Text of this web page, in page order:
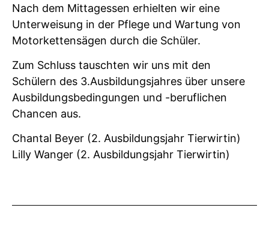
Nach dem Mittagessen erhielten wir eine
Unterweisung in der Pflege und Wartung von
Motorkettensägen durch die Schüler.
Zum Schluss tauschten wir uns mit den
Schülern des 3.Ausbildungsjahres über unsere
Ausbildungsbedingungen und -beruflichen
Chancen aus.
Chantal Beyer (2. Ausbildungsjahr Tierwirtin)
Lilly Wanger (2. Ausbildungsjahr Tierwirtin)